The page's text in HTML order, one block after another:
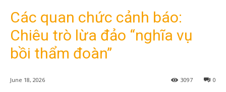
Các quan chức cảnh báo:
Chiêu trò lừa đảo “nghĩa vụ
bồi thẩm đoàn”
June 18, 2026 0
3097